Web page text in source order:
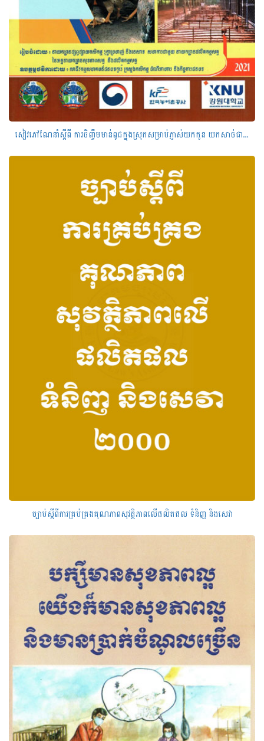
សៀវភៅណែនាំ​ស្ដីពី​ ការ​ចិញ្ចឹម​មាន់ពូជ​ក្នុងស្រុក​សម្រាប់​ភ្ញាស់​យក​កូន​ យក​សាច់​ជា​លក្ខណៈ​ពាណិជ្ជកម្ម​
ច្បាប់ស្តីពីការគ្រប់គ្រងគុណភាពសុវត្ថិភាពលើផលិតផល ទំនិញ និងសេវា